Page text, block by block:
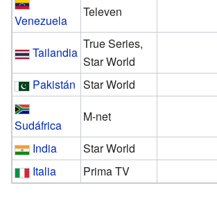
Venezuela
Televen
Tailandia
True Series,
Star World
Pakistán Star World
Sudáfrica
M-net
India
Star World
Italia
Prima TV